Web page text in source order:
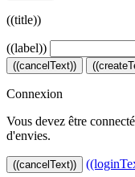
((title))
((label))
((cancelText))
Connexion
Vous devez être
d'envies.
((cancelText))